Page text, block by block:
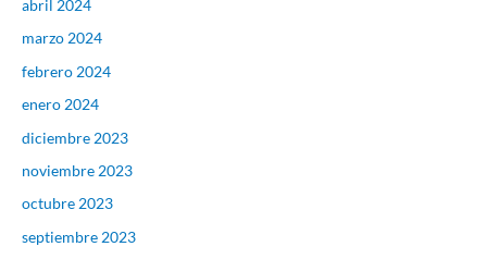
abril 2024
marzo 2024
febrero 2024
enero 2024
diciembre 2023
noviembre 2023
octubre 2023
septiembre 2023